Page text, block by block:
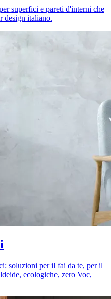
superfici e pareti d'interni che
design italiano.
soluzioni per il fai da te, per il
ecologiche, zero Voc,